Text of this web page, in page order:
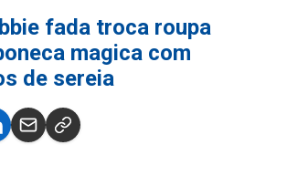
fada troca roupa
magica com
de sereia